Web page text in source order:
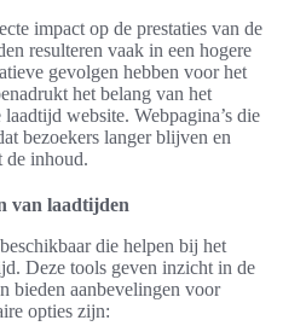
impact op de prestaties van de
resulteren vaak in een hogere
gevolgen hebben voor het
het belang van het
website. Webpagina’s die
bezoekers langer blijven en
de inhoud.
van laadtijden
die helpen bij het
Deze tools geven inzicht in de
bieden aanbevelingen voor
opties zijn: